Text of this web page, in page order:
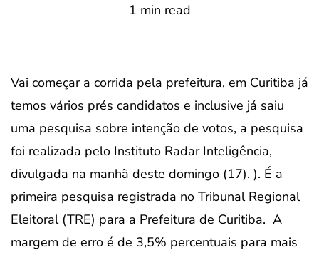
1 min read
Vai começar a corrida pela prefeitura, em Curitiba já
temos vários prés candidatos e inclusive já saiu
uma pesquisa sobre intenção de votos, a pesquisa
foi realizada pelo Instituto Radar Inteligência,
divulgada na manhã deste domingo (17). ). É a
primeira pesquisa registrada no Tribunal Regional
Eleitoral (TRE) para a Prefeitura de Curitiba. A
margem de erro é de 3,5% percentuais para mais